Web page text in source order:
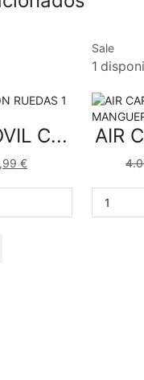
C...
€
Sale
1
AIR